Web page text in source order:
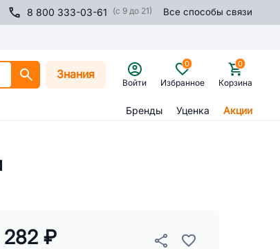
8 800 333-03-61 (с 9 до 21) Все способы связи
Знания
Войти Избранное
0
Корзина
0
Бренды Уценка Акции
282 ₽